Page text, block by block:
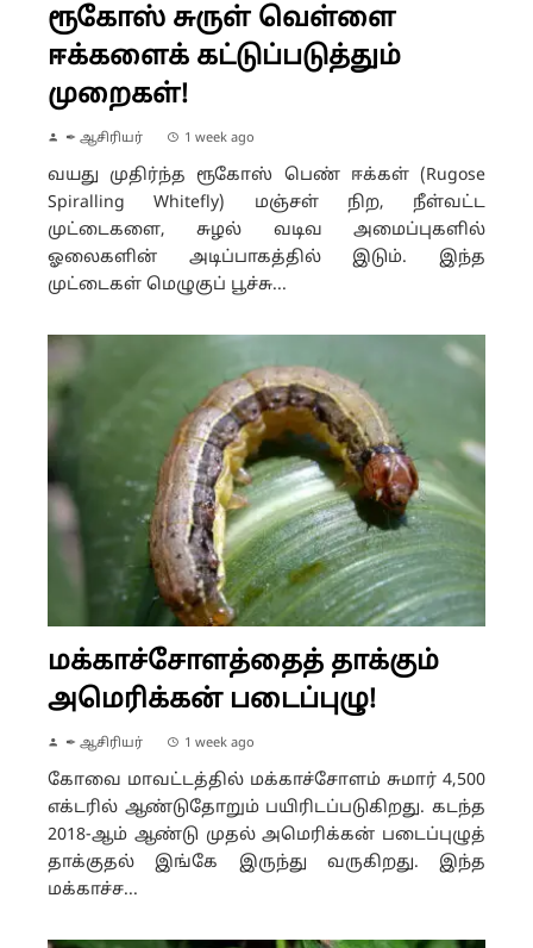
ரூகோஸ் சுருள் வெள்ளை
ஈக்களைக் கட்டுப்படுத்தும்
முறைகள்!
✒ ஆசிரியர் 1 week ago
வயது முதிர்ந்த ரூகோஸ் பெண் ஈக்கள் (Rugose
Spiralling Whitefly) மஞ்சள் நிற, நீள்வட்ட
முட்டைகளை, சுழல் வடிவ அமைப்புகளில்
ஓலைகளின் அடிப்பாகத்தில் இடும். இந்த
முட்டைகள் மெழுகுப் பூச்சு...
மக்காச்சோளத்தைத் தாக்கும்
அமெரிக்கன் படைப்புழு!
✒ ஆசிரியர் 1 week ago
கோவை மாவட்டத்தில் மக்காச்சோளம் சுமார் 4,500
எக்டரில் ஆண்டுதோறும் பயிரிடப்படுகிறது. கடந்த
2018-ஆம் ஆண்டு முதல் அமெரிக்கன் படைப்புழுத்
தாக்குதல் இங்கே இருந்து வருகிறது. இந்த
மக்காச்ச...